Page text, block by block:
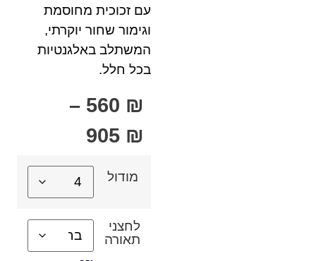
עם זכוכית מחוסמת
וגימור שחור יוקרתי,
המשתלב באלגנטיות
בכל חלל.
560 ₪
–
905 ₪
מודול
לחצני
תאורה